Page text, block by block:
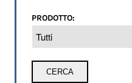
PRODOTTO: